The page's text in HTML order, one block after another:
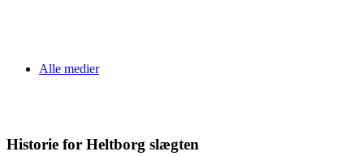
Alle medier
Historie for Heltborg slægten